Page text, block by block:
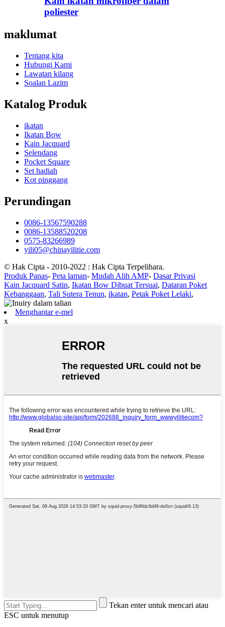
poliester
maklumat
Tentang kita
Hubungi Kami
Lawatan kilang
Soalan Lazim
Katalog Produk
ikatan
Ikatan Bow
Kain Jacquard
Selendang
Pocket Square
Set hadiah
Kot pinggang
Perundingan
0086-13567590288
0086-13588520208
0575-83266989
yili05@chinayilitie.com
© Hak Cipta - 2010-2022 : Hak Cipta Terpelihara.
Produk Panas- Peta laman- Mudah Alih AMP- Dasar Privasi
Kain Jacquard Satin, Ikatan Bow Dibuat Tersuai, Dataran Poket
Kebanggaan, Tali Sutera Tenun, ikatan, Petak Poket Lelaki,
Menghantar e-mel
x
Tekan enter untuk mencari atau
ESC untuk menutup